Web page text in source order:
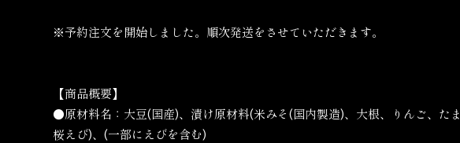
※予約注文を開始しました。順次発送をさせていただきます。
【商品概要】
●原材料名：大豆(国産)、漬け原材料(米みそ(国内製造)、大根、りんご、た
桜えび)、(一部にえびを含む)